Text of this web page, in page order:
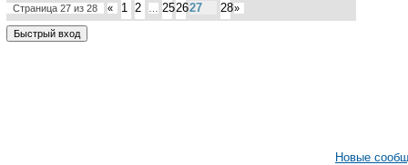
Страница 27 из 28 « 1 2 252627 28»
Новые